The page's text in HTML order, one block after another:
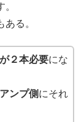
る。
２本必要にな
ンプ側 にそれ